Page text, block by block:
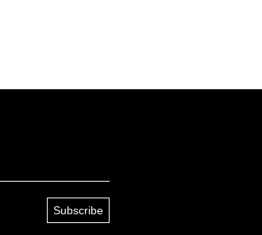
Subscribe